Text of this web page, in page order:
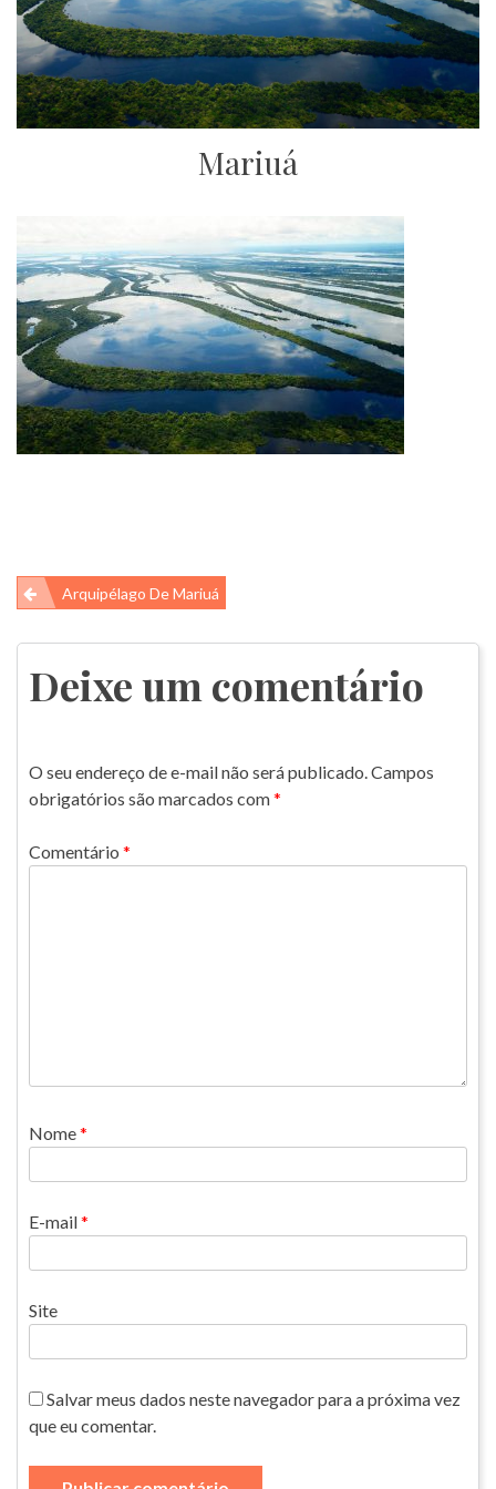
Mariuá
Navegação
de
Post
Arquipélago De Mariuá
Deixe um comentário
O seu endereço de e-mail não será publicado.Campos
obrigatórios são marcados com*
Comentário *
Nome*
E-mail*
Site
Salvar meus dados neste navegador para a próxima vez
que eu comentar.